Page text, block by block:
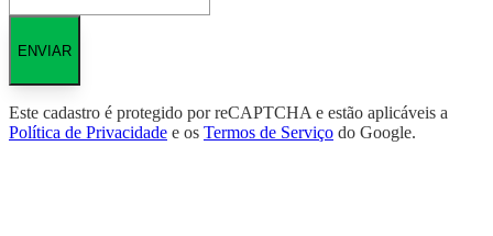
ENVIAR
Este cadastro é protegido por reCAPTCHA e estão aplicáveis a
Política de Privacidade e os Termos de Serviço do Google.